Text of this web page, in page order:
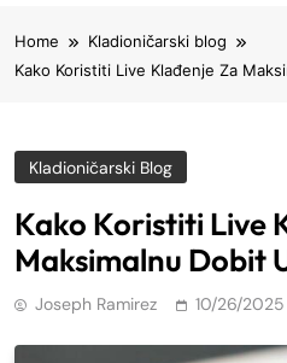
Home
Kladioničarski blog
Kako Koristiti Live Klađenje Za
Kladioničarski Blog
Kako Koristiti Live
Maksimalnu Dobit
Joseph Ramirez 10/26/2025